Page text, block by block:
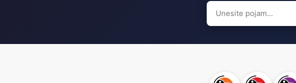
Search
for: